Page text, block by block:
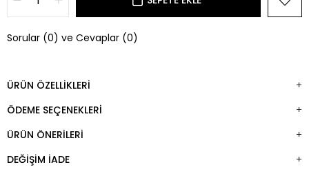
Sorular (0) ve Cevaplar (0)
ÜRÜN ÖZELLIKLERI
ÖDEME SEÇENEKLERI
ÜRÜN ÖNERILERI
DEĞIŞIM İADE